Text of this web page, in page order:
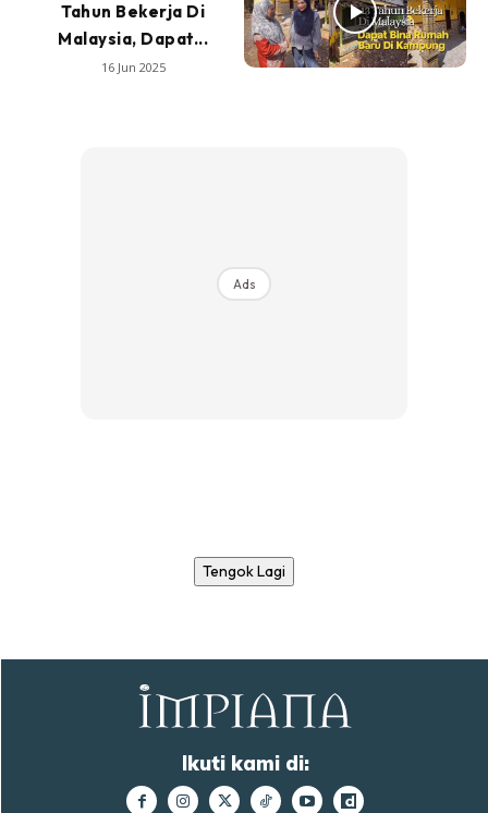
Tahun Bekerja Di
Malaysia, Dapat...
16 Jun 2025
Ads
Tengok Lagi
Ikuti kami di: